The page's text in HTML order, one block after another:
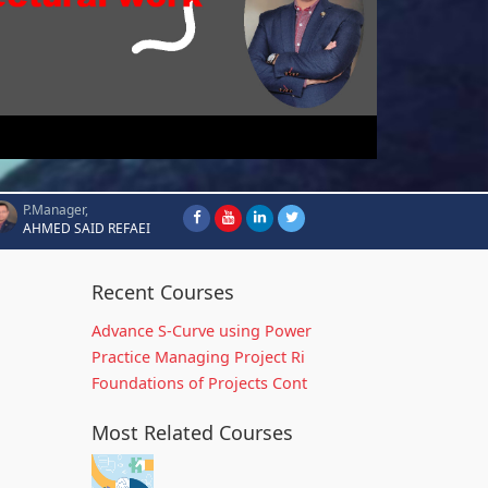
P.Manager,
AHMED SAID REFAEI
Recent Courses
Advance S-Curve using Power
Practice Managing Project Ri
Foundations of Projects Cont
Most Related Courses